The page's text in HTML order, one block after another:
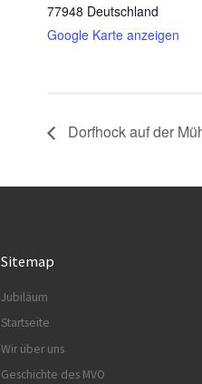
77948 Deutschland
Google Karte anzeigen
Dorfhock auf der
Sitemap
Jubiläum
Startseite
Wir über uns
Geschichte des MVO